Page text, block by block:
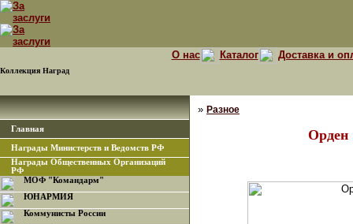
Коллекция Наград
О нас Каталог Доставка и
Главная
Награды Министерств и Ведомств РФ
Награды Общественных Организаций
РФ
МОФ "Командарм"
ЮНАРМИЯ
Коммунисты России
» Разное
Орден